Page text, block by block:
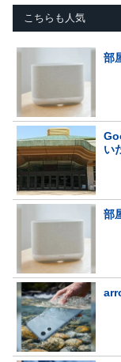
こちらも人気
部
い
部